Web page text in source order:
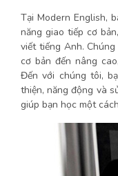
Tại Modern English,
năng giao tiếp cơ
viết tiếng Anh.
cơ bản đến nâng
Đến với chúng tôi,
thiện, năng động và
giúp bạn học một